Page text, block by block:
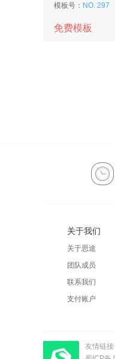
模板号： NO. 297
免费模板
关于我们
关于思途
团队成员
联系我们
支付账户
友情链接